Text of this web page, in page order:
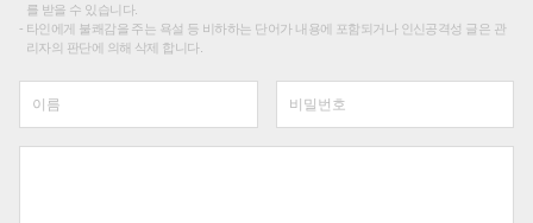
를 받을 수 있습니다.
타인에게 불쾌감을 주는 욕설 등 비하하는 단어가 내용에 포함되거나 인신공격성 글은 관
리자의 판단에 의해 삭제 합니다.